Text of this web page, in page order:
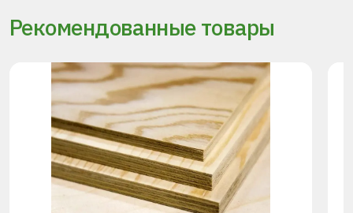
Рекомендованные товары